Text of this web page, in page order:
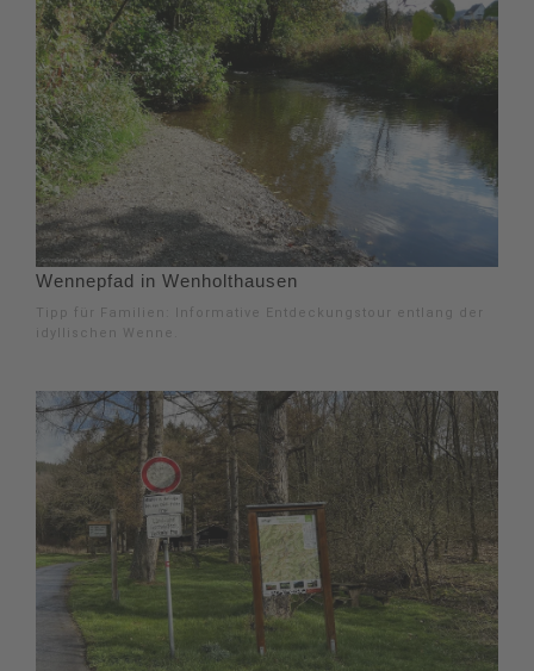
Wennepfad in Wenholthausen
Tipp für Familien: Informative Entdeckungstour entlang der
idyllischen Wenne.